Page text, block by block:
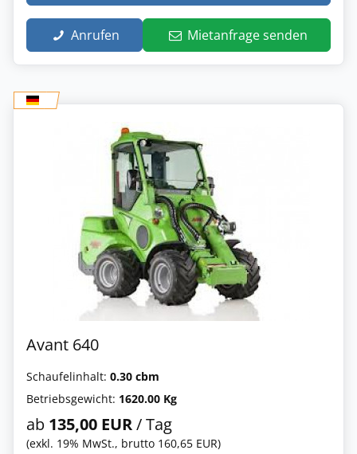
Anrufen Mietanfrage senden
Avant 640
Schaufelinhalt: 0.30 cbm
Betriebsgewicht: 1620.00 Kg
ab 135,00 EUR/ Tag
(exkl. 19% MwSt., brutto 160,65 EUR)